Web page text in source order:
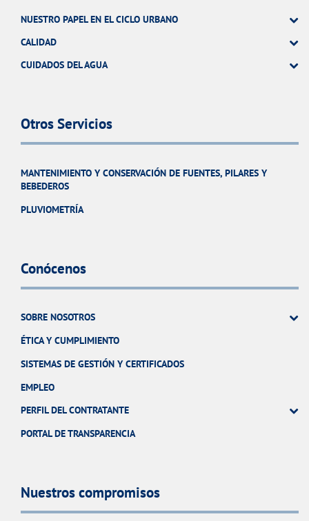
NUESTRO PAPEL EN EL CICLO URBANO
CALIDAD
CUIDADOS DEL AGUA
Otros Servicios
MANTENIMIENTO Y CONSERVACIÓN DE FUENTES, PILARES Y
BEBEDEROS
PLUVIOMETRÍA
Conócenos
SOBRE NOSOTROS
ÉTICA Y CUMPLIMIENTO
SISTEMAS DE GESTIÓN Y CERTIFICADOS
EMPLEO
PERFIL DEL CONTRATANTE
PORTAL DE TRANSPARENCIA
Nuestros compromisos